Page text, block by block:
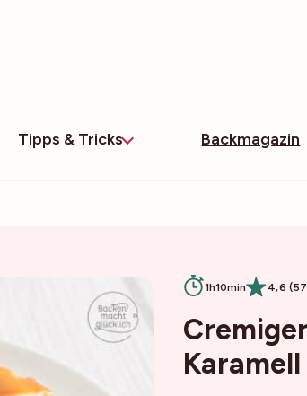
Tipps & Tricks Backmagazin
1h10min 4,6
Karamell